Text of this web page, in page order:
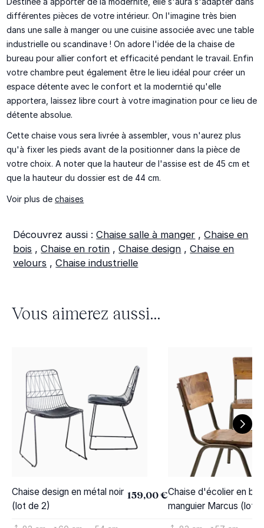
différentes pièces de votre intérieur. On l'imagine très bien
dans unesalle à manger ou une cuisine associée avec une table
industrielle ou scandinave ! On adore l'idée de lachaise de
bureau pour allier confort et efficacité pendant le travail. Enfin
votre chambre peut également être le lieu idéal pour créer un
espace détente avec le confort et la moderntié qu'elle
apportera, laissez libre court à votre imagination pour ce lieu de
détente absolue.
Cette chaise vous sera livrée à assembler , vous n'aurez plus
qu'à fixer les pieds avant de la positionner dans la pièce de
votre choix. A noter que la hauteur de l'assise est de 45 cm et
que la hauteur du dossier est de 44 cm.
Voir plus dechaises
Découvrez aussi : Chaise salle à manger ,Chaise en
bois ,Chaise en rotin ,Chaise design ,Chaise en
velours ,Chaise industrielle
Vous aimerez aussi...
Chaise design en métal noir
(lot de 2)
159,00 €Chaise d'écolier en
manguier Marcus (lot